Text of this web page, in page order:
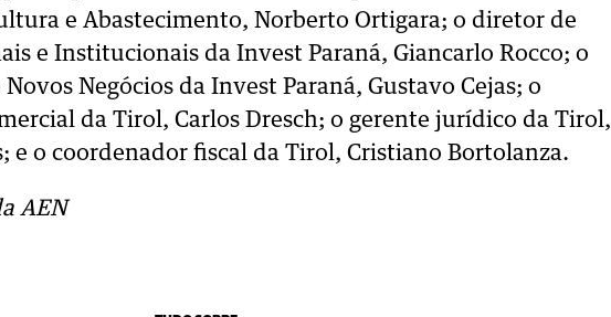
e Abastecimento, Norberto Ortigara; o diretor de
e Institucionais da Invest Paraná, Giancarlo Rocco; o
Negócios da Invest Paraná, Gustavo Cejas; o
da Tirol, Carlos Dresch; o gerente jurídico da Tirol,
e o coordenador fiscal da Tirol, Cristiano Bortolanza.
AEN